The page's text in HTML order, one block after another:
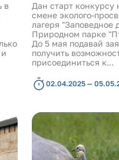
в
Дан старт конкурсу
смене эколого-
лагеря "Заповедное
Природном парке
До 5 мая подавай
получить
присоединиться к...
02.04.2025 —